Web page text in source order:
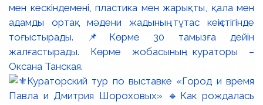
мен кескіндемені, пластика мен жарықты, қала мен
адамды ортақ мәдени жадының тұтас кеңістігінде
тоғыстырады. 📌Көрме 30 тамызға дейін
жалғастырады. Көрме жобасының кураторы –
Оксана Танская.